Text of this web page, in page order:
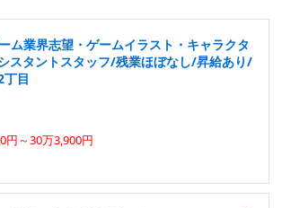
ム業界志望・ゲームイラスト・キャラクタ
スタントスタッフ/残業ほぼなし/昇給あり/
目
円～30万3,900円